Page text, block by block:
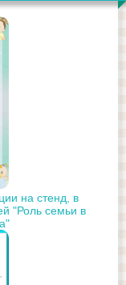
на стенд, в
"Роль семьи в